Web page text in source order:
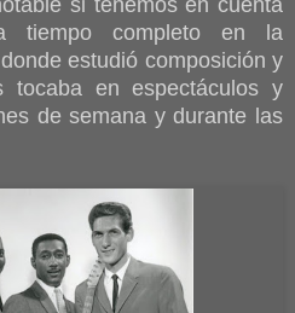
si tenemos en cuenta
tiempo completo en la
estudió composición y
tocaba en espectáculos y
de semana y durante las